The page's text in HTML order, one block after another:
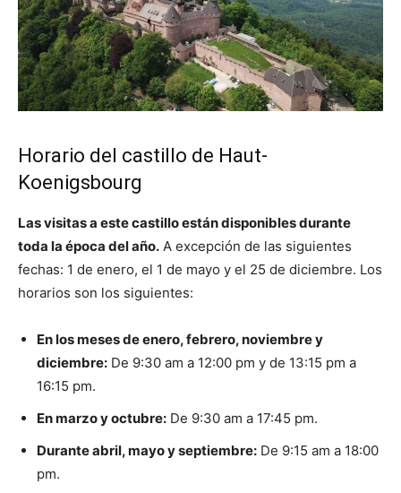
Horario del castillo de Haut-
Koenigsbourg
Las visitas a este castillo están disponibles durante
toda la época del año. A excepción de las siguientes
fechas: 1 de enero, el 1 de mayo y el 25 de diciembre. Los
horarios son los siguientes:
En los meses de enero, febrero, noviembre y
diciembre: De 9:30 am a 12:00 pm y de 13:15 pm a
16:15 pm.
En marzo y octubre: De 9:30 am a 17:45 pm.
Durante abril, mayo y septiembre: De 9:15 am a 18:00
pm.